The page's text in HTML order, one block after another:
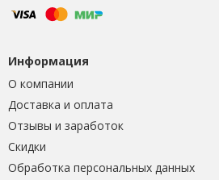
Информация
О компании
Доставка и оплата
Отзывы и заработок
Скидки
Обработка персональных данных